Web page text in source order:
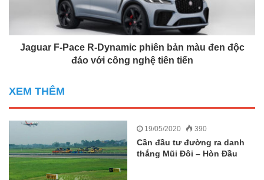
Jaguar F-Pace R-Dynamic phiên bản màu đen độc
đáo với công nghệ tiên tiến
XEM THÊM
19/05/2020 390
Cần đầu tư đường ra danh
thắng Mũi Đôi – Hòn Đầu